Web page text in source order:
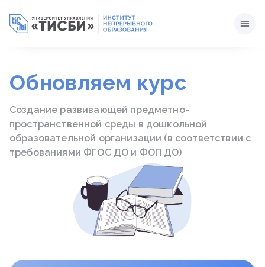
Обновляем курс
Создание развивающей предметно-
пространственной среды в дошкольной
образовательной организации (в соответствии с
требованиями ФГОС ДО и ФОП ДО)